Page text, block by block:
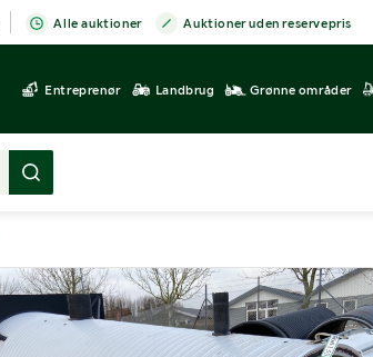
Alle auktioner Auktioner uden reservepris
Entreprenør Landbrug Grønne områder